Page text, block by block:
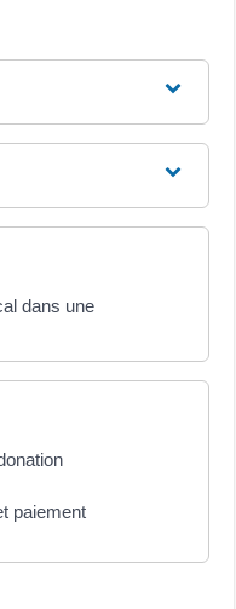
dans une
paiement